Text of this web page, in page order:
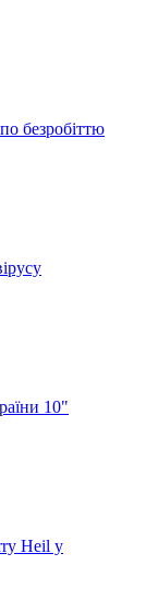
безробіттю
10"
Heil у